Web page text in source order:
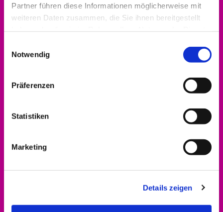
Partner führen diese Informationen möglicherweise mit
weiteren Daten zusammen, die Sie ihnen bereitgestellt
Notwendig
Präferenzen
Statistiken
Marketing
Details zeigen
Accept cookies
0561 937821-440
dekanat.hofgeismar-wolfhagen@ekkw.de